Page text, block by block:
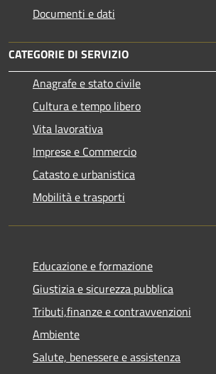
Documenti e dati
CATEGORIE DI SERVIZIO
Anagrafe e stato civile
Cultura e tempo libero
Vita lavorativa
Imprese e Commercio
Catasto e urbanistica
Mobilità e trasporti
Educazione e formazione
Giustizia e sicurezza pubblica
Tributi,finanze e contravvenzioni
Ambiente
Salute, benessere e assistenza